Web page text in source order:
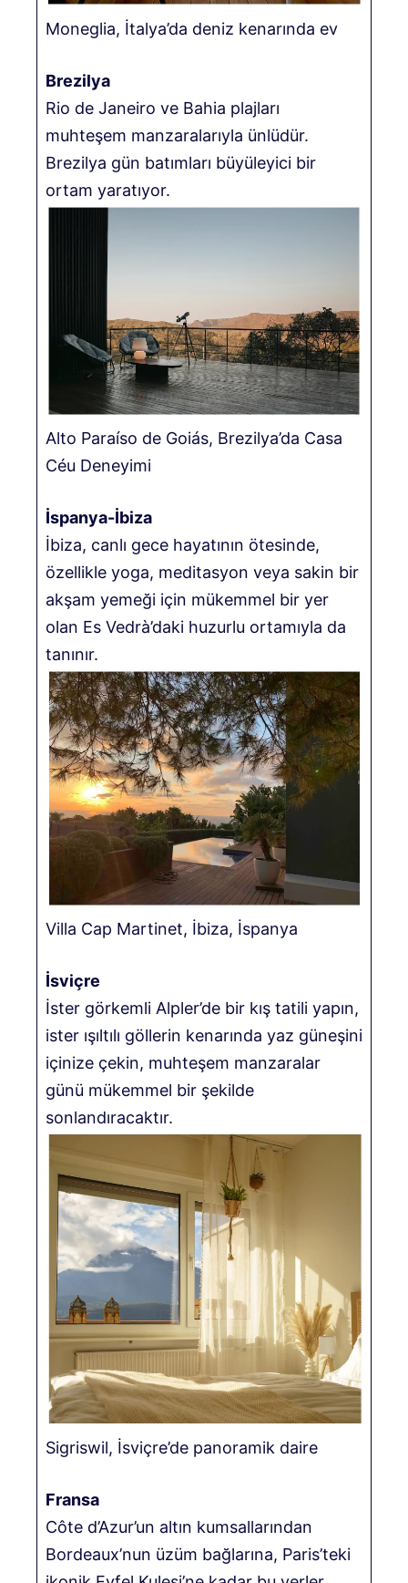
Moneglia, İtalya’da deniz kenarında ev
Brezilya
Rio de Janeiro ve Bahia plajları
muhteşem manzaralarıyla ünlüdür.
Brezilya gün batımları büyüleyici bir
ortam yaratıyor.
Alto Paraíso de Goiás, Brezilya’da Casa
Céu Deneyimi
İspanya-İbiza
İbiza, canlı gece hayatının ötesinde,
özellikle yoga, meditasyon veya sakin bir
akşam yemeği için mükemmel bir yer
olan Es Vedrà’daki huzurlu ortamıyla da
tanınır.
Villa Cap Martinet, İbiza, İspanya
İsviçre
İster görkemli Alpler’de bir kış tatili yapın,
ister ışıltılı göllerin kenarında yaz güneşini
içinize çekin, muhteşem manzaralar
günü mükemmel bir şekilde
sonlandıracaktır.
Sigriswil, İsviçre’de panoramik daire
Fransa
Côte d’Azur’un altın kumsallarından
Bordeaux’nun üzüm bağlarına, Paris’teki